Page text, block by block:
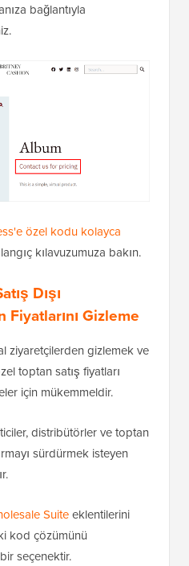
bağlantıyla
özel kodu kolayca
kılavuzumuza bakın.
Dışı
Gizleme
ziyaretçilerden gizlemek ve
toptan satış fiyatları
için mükemmeldir.
distribütörler ve toptan
sürdürmek isteyen
Suiteeklentilerini
kod çözümünü
seçenektir.